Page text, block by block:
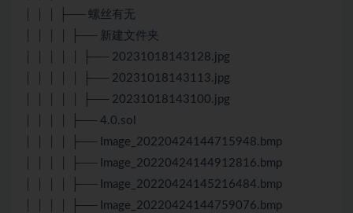
│ │ │ ├── 螺丝有无
│ │ │ │ ├── 新建文件夹
│ │ │ │ │ ├── 20231018143128.jpg
│ │ │ │ │ ├── 20231018143113.jpg
│ │ │ │ │ ├── 20231018143100.jpg
│ │ │ │ ├── 4.0.sol
│ │ │ │ ├── Image_20220424144715948.bmp
│ │ │ │ ├── Image_20220424144912816.bmp
│ │ │ │ ├── Image_20220424145216484.bmp
│ │ │ │ ├── Image_20220424144759076.bmp